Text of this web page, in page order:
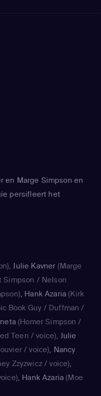
en Marge Simpson en
persifleert het
,Julie Kavner (Marge
Simpson / Nelson
, Hank Azaria (Kirk
Book Guy / Duffman /
(Homer Simpson /
Teen / voice), Julie
/ voice), Nancy
Zzyzwicz / voice),
, Hank Azaria (Moe